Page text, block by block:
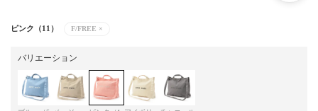
ピンク（11） F/FREE ×
バリエーション